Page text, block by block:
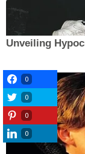
0
0
0
0